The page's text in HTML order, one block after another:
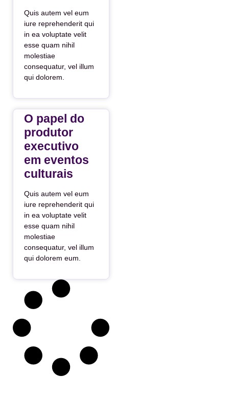
Quis autem vel eum
iure reprehenderit qui
in ea voluptate velit
esse quam nihil
molestiae
consequatur, vel illum
qui dolorem.
O papel do
produtor
executivo
em eventos
culturais
Quis autem vel eum
iure reprehenderit qui
in ea voluptate velit
esse quam nihil
molestiae
consequatur, vel illum
qui dolorem eum.